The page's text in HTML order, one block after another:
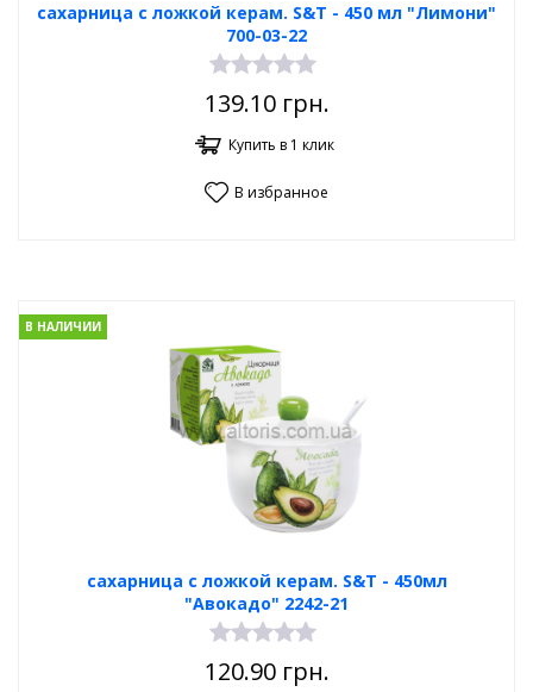
сахарница с ложкой керам. S&T - 450 мл "Лимони"
700-03-22
139.10грн.
Купить в 1 клик
В избранное
сахарница с ложкой керам. S&T - 450мл
"Авокадо" 2242-21
В НАЛИЧИИ
120.90грн.